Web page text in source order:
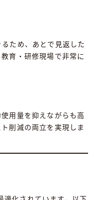
ため、あとで見返した
育・研修現場で非常に
用量を抑えながらも高
削減の両立を実現しま